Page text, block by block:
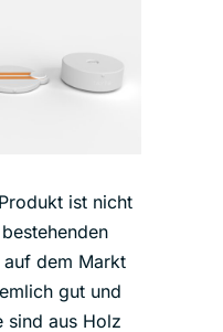
ist nicht
auf dem Markt
gut und
sind aus Holz